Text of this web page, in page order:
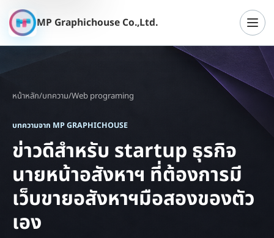
MP Graphichouse Co.,Ltd.
เปิด
หน้าหลัก/บทความ/Web programing
บทความจาก MP GRAPHICHOUSE
ข่าวดีสำหรับ startup ธุรกิจ
นายหน้าอสังหาฯ ที่ต้องการมี
เว็บขายอสังหาฯมือสองของตัว
เอง